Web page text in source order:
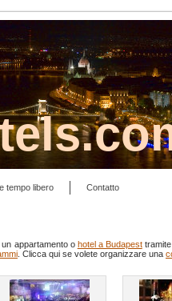
tempo libero Contatto
appartamento o hotel a Budapesttramite
. Clicca qui se volete organizzare una